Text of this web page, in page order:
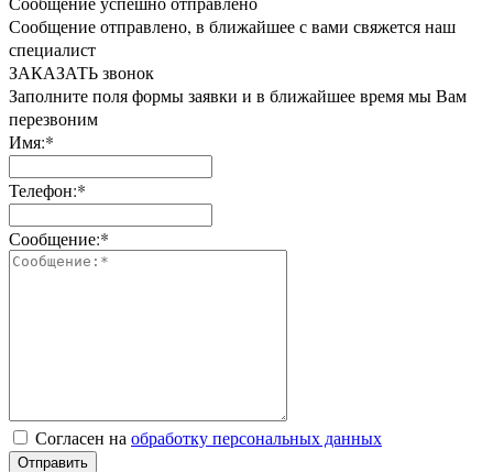
Сообщение отправлено, в ближайшее с вами свяжется наш
специалист
ЗАКАЗАТЬ звонок
Заполните поля формы заявки и в ближайшее время мы Вам
перезвоним
Имя:*
Телефон:*
Сообщение:*
Согласен на обработку персональных данных
Отправить